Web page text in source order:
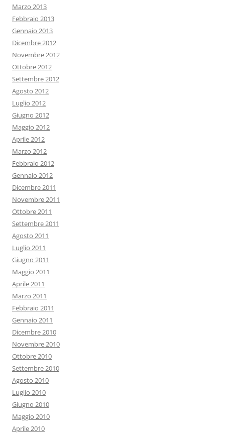
Marzo 2013
Febbraio 2013
Gennaio 2013
Dicembre 2012
Novembre 2012
Ottobre 2012
Settembre 2012
Agosto 2012
Luglio 2012
Giugno 2012
Maggio 2012
Aprile 2012
Marzo 2012
Febbraio 2012
Gennaio 2012
Dicembre 2011
Novembre 2011
Ottobre 2011
Settembre 2011
Agosto 2011
Luglio 2011
Giugno 2011
Maggio 2011
Aprile 2011
Marzo 2011
Febbraio 2011
Gennaio 2011
Dicembre 2010
Novembre 2010
Ottobre 2010
Settembre 2010
Agosto 2010
Luglio 2010
Giugno 2010
Maggio 2010
Aprile 2010